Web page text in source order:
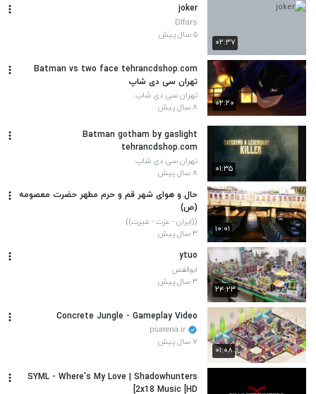
۰۲:۳۷
joker
Dlfars
۵ سال پیش
۰۲:۲۰
Batman vs two face tehrancdshop.com
تهران سی دی شاپ
تهران سی دی شاپ
۸ سال پیش
۰۱:۳۵
Batman gotham by gaslight
tehrancdshop.com
تهران سی دی شاپ
۸ سال پیش
۱۰:۰۱
حال و هوای شهر قم و حرم مطهر حضرت معصومه
(ص)
((ایران - عزت - غیرت))
۳ سال پیش
۲۴:۲۳
ytuo
ابوالفض
۳ سال پیش
۰۱:۰۸
Concrete Jungle - Gameplay Video
psarena.ir
۷ سال پیش
SYML - Where's My Love | Shadowhunters
2x18 Music [HD]